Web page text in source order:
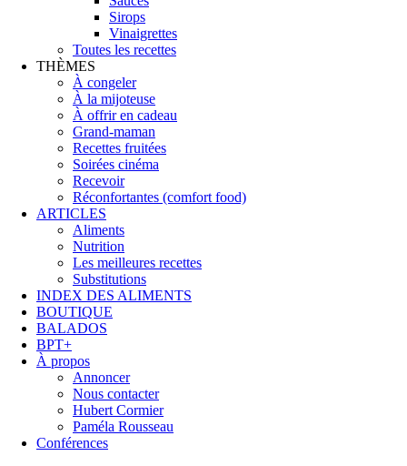
Sirops
Vinaigrettes
Toutes les recettes
THÈMES
À congeler
À la mijoteuse
À offrir en cadeau
Grand-maman
Recettes fruitées
Soirées cinéma
Recevoir
Réconfortantes (comfort food)
ARTICLES
Aliments
Nutrition
Les meilleures recettes
Substitutions
INDEX DES ALIMENTS
BOUTIQUE
BALADOS
BPT+
À propos
Annoncer
Nous contacter
Hubert Cormier
Paméla Rousseau
Conférences